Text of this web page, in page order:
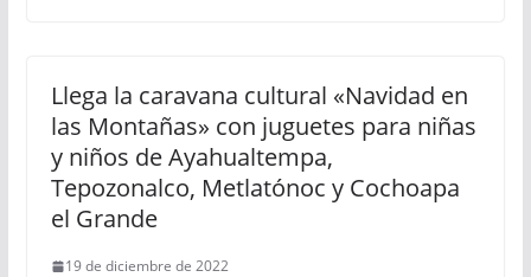
Llega la caravana cultural «Navidad en
las Montañas» con juguetes para niñas
y niños de Ayahualtempa,
Tepozonalco, Metlatónoc y Cochoapa
el Grande
19 de diciembre de 2022